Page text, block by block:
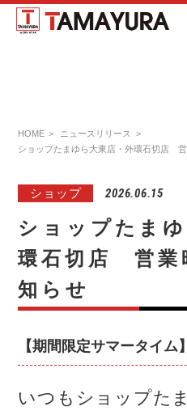
HOME
ニュースリリース
ショップたまゆら大東店・外環石切店
ショップ 2026.06.15
ショップたま
環石切店 営業
知らせ
【期間限定サマータイム】
いつもショップた